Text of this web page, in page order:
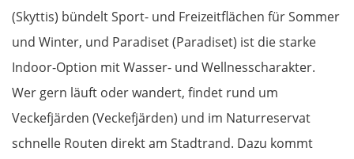
(Skyttis) bündelt Sport- und Freizeitflächen für Sommer
und Winter, und Paradiset (Paradiset) ist die starke
Indoor-Option mit Wasser- und Wellnesscharakter.
Wer gern läuft oder wandert, findet rund um
Veckefjärden (Veckefjärden) und im Naturreservat
schnelle Routen direkt am Stadtrand. Dazu kommt
Zamora
Tordesillas